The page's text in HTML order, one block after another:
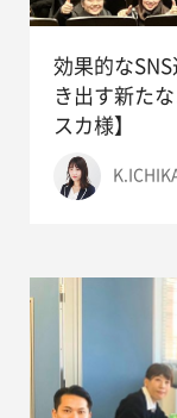
効果的な
き出す新た
スカ様】